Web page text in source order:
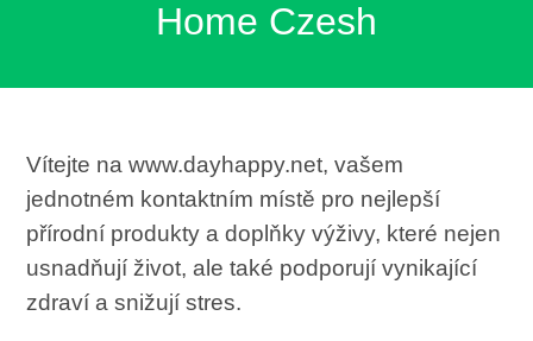
Home Czesh
Vítejte na www.dayhappy.net, vašem
jednotném kontaktním místě pro nejlepší
přírodní produkty a doplňky výživy, které nejen
usnadňují život, ale také podporují vynikající
zdraví a snižují stres.